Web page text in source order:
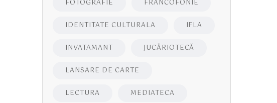
FOTOGRAFIE FRANCOFONIE
IDENTITATE CULTURALA IFLA
INVATAMANT JUCĂRIOTECĂ
LANSARE DE CARTE
LECTURA MEDIATECA